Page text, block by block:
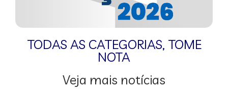
TODAS AS CATEGORIAS, TOME
NOTA
Veja mais notícias